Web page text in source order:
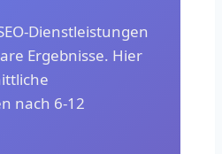
Dienstleistungen
Ergebnisse. Hier
nach 6-12